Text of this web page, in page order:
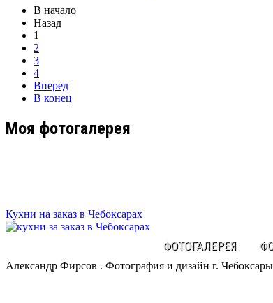
В начало
Назад
1
2
3
4
Вперед
В конец
Моя фотогалерея
Кухни на заказ в Чебоксарах
ФОТОГАЛЕРЕЯ
Александр Фирсов . Фотография и дизайн г. Чебоксары